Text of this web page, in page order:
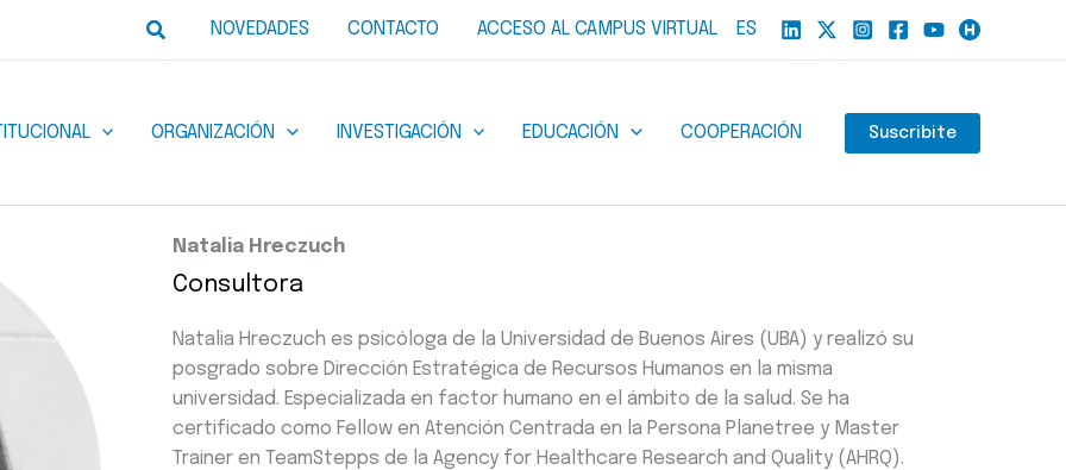
BuscarNOVEDADES CONTACTO ACCESO AL CAMPUS VIRTUAL ES
ORGANIZACIÓN INVESTIGACIÓN EDUCACIÓN COOPERACIÓN Suscribite
Natalia Hreczuch
Consultora
Natalia Hreczuch es psicóloga de la Universidad de Buenos Aires (UBA) y realizó su
posgrado sobre Dirección Estratégica de Recursos Humanos en la misma
universidad. Especializada en factor humano en el ámbito de la salud. Se ha
certificado como Fellow en Atención Centrada en la Persona Planetree y Master
Trainer en TeamStepps de la Agency for Healthcare Research and Quality (AHRQ).